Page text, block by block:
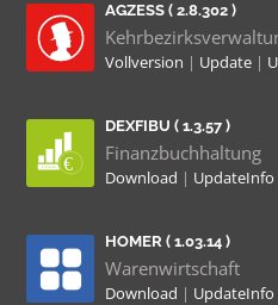
AGZESS ( 2.8.302 )
Vollversion | Update |
DEXFIBU ( 1.3.57 )
Finanzbuchhaltung
Download | UpdateInfo
HOMER ( 1.03.14 )
Warenwirtschaft
Download | UpdateInfo